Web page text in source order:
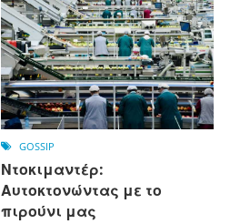
GOSSIP
Ντοκιμαντέρ:
Αυτοκτονώντας με το
πιρούνι μας